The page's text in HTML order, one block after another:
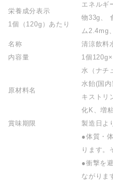
栄養成分表示
1個（120g）あたり
エネルギ
物33g、
ム2.4mg
名称
清涼飲料
内容量
1個
原材料名
水（ナチ
水飴(国
キストリ
化K、増
賞味期限
製造日よ
●体質・
ります。
●衝撃を
ながりま